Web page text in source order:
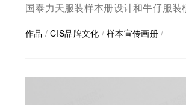
国泰力天服装样本册设计和牛仔服
作品 /CIS品牌文化 /样本宣传画册/